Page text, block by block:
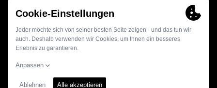
Kontakt
© 2026 - Globe Union Germany GmbH & Co. KG